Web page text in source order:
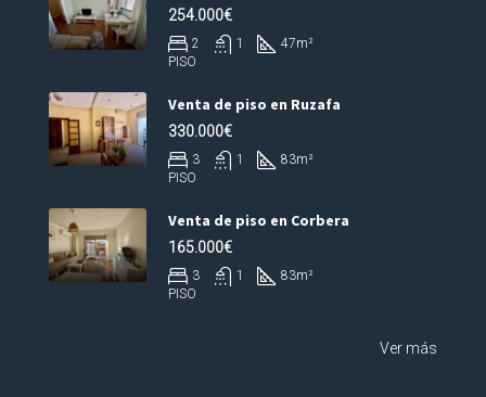
254.000€
2 1 47m²
PISO
Venta de piso en Ruzafa
330.000€
3 1 83m²
PISO
Venta de piso en Corbera
165.000€
3 1 83m²
PISO
Ver más